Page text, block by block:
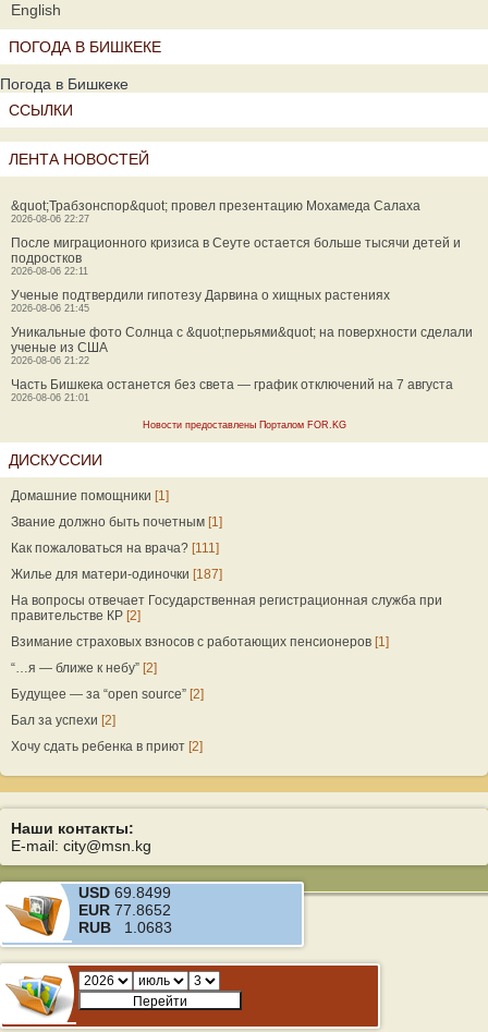
English
ПОГОДА В БИШКЕКЕ
Погода в Бишкеке
ССЫЛКИ
ЛЕНТА НОВОСТЕЙ
&quot;Трабзонспор&quot; провел презентацию Мохамеда Салаха
2026-08-06 22:27
После миграционного кризиса в Сеуте остается больше тысячи детей и
подростков
2026-08-06 22:11
Ученые подтвердили гипотезу Дарвина о хищных растениях
2026-08-06 21:45
Уникальные фото Солнца с &quot;перьями&quot; на поверхности сделали
ученые из США
2026-08-06 21:22
Часть Бишкека останется без света — график отключений на 7 августа
2026-08-06 21:01
Новости предоставлены Порталом FOR.KG
ДИСКУССИИ
Домашние помощники [1]
Звание должно быть почетным [1]
Как пожаловаться на врача? [111]
Жилье для матери-одиночки [187]
На вопросы отвечает Государственная регистрационная служба при
правительстве КР [2]
Взимание страховых взносов с работающих пенсионеров [1]
“…я — ближе к небу” [2]
Будущее — за “open source” [2]
Бал за успехи [2]
Хочу сдать ребенка в приют [2]
Наши контакты:
E-mail: city@msn.kg
USD 69.8499
EUR 77.8652
RUB 1.0683